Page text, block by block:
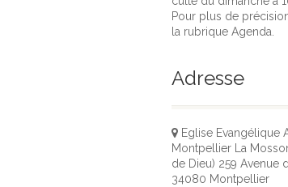
Pour plus de
la rubrique Agenda.
Adresse
Eglise Evangélique
Montpellier La
de Dieu) 259 Avenue
34080 Montpellier